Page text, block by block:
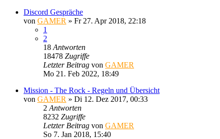
Discord Gespräche
von GAMER » Fr 27. Apr 2018, 22:18
1
2
18 Antworten
18478 Zugriffe
Letzter Beitrag von GAMER
Mo 21. Feb 2022, 18:49
Mission - The Rock - Regeln und Übersicht
von GAMER » Di 12. Dez 2017, 00:33
2 Antworten
8232 Zugriffe
Letzter Beitrag von GAMER
So 7. Jan 2018, 15:40